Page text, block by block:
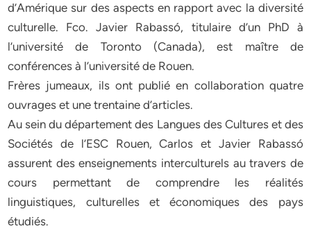
d’Amérique sur des aspects en rapport avec la diversité
culturelle. Fco. Javier Rabassó, titulaire d’un PhD à
l’université de Toronto (Canada), est maître de
conférences à l’université de Rouen.
Frères jumeaux, ils ont publié en collaboration quatre
ouvrages et une trentaine d’articles.
Au sein du département des Langues des Cultures et des
Sociétés de l’ESC Rouen, Carlos et Javier Rabassó
assurent des enseignements interculturels au travers de
cours permettant de comprendre les réalités
linguistiques, culturelles et économiques des pays
étudiés.